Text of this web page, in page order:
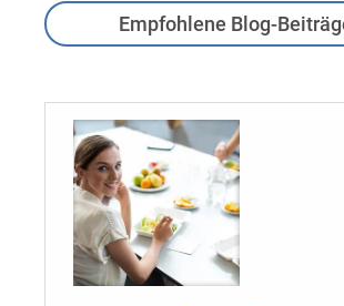
Empfohlene Blog-